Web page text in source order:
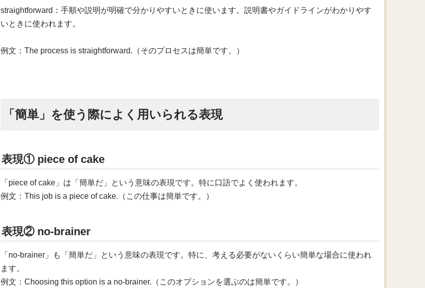
straightforward：手順や説明が明確で分かりやすいときに使います。説明書やガイドラインがわかりやす
いときに使われます。
例文：The process is straightforward.（そのプロセスは簡単です。）
「簡単」を使う際によく用いられる表現
表現① piece of cake
「piece of cake」は「簡単だ」という意味の表現です。特に口語でよく使われます。
例文：This job is a piece of cake.（この仕事は簡単です。）
表現② no-brainer
「no-brainer」も「簡単だ」という意味の表現です。特に、考える必要がないくらい簡単な場合に使われ
ます。
例文：Choosing this option is a no-brainer.（このオプションを選ぶのは簡単です。）